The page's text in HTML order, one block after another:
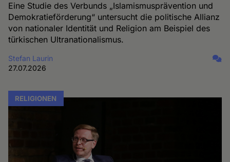
Eine Studie des Verbunds „Islamismusprävention und
Demokratieförderung“ untersucht die politische Allianz
von nationaler Identität und Religion am Beispiel des
türkischen Ultranationalismus.
Stefan Laurin
27.07.2026
RELIGIONEN